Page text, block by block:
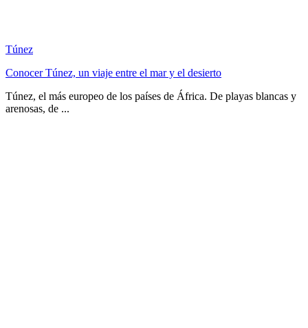
Túnez
Conocer Túnez, un viaje entre el mar y el desierto
Túnez, el más europeo de los países de África. De playas blancas y
arenosas, de ...